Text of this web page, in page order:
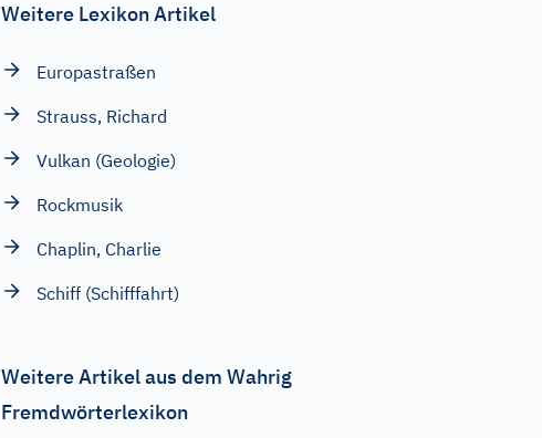
Weitere Lexikon Artikel
Europastraßen
Strauss, Richard
Vulkan (Geologie)
Rockmusik
Chaplin, Charlie
Schiff (Schifffahrt)
Weitere Artikel aus dem Wahrig
Fremdwörterlexikon